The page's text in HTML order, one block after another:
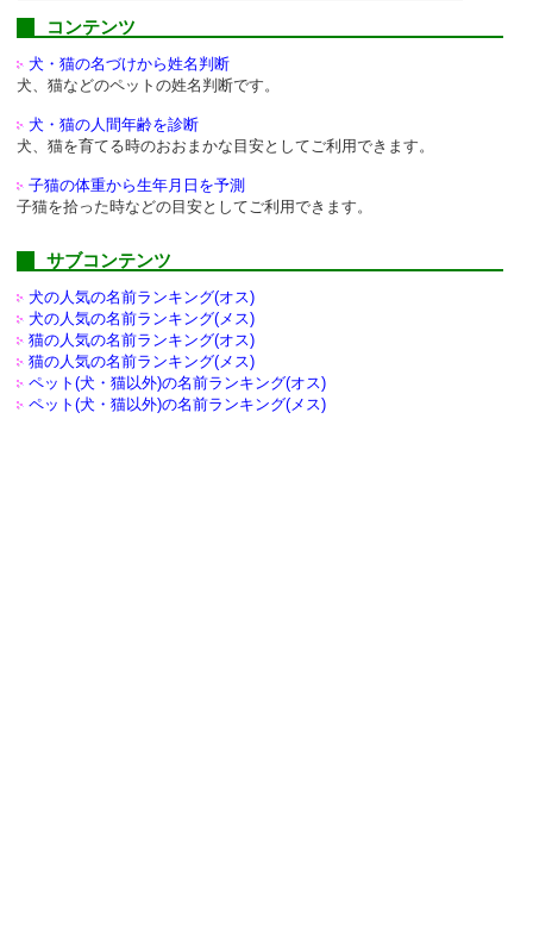
コンテンツ
犬・猫の名づけから姓名判断
犬、猫などのペットの姓名判断です。
犬・猫の人間年齢を診断
犬、猫を育てる時のおおまかな目安としてご利用できます。
子猫の体重から生年月日を予測
子猫を拾った時などの目安としてご利用できます。
サブコンテンツ
犬の人気の名前ランキング(オス)
犬の人気の名前ランキング(メス)
猫の人気の名前ランキング(オス)
猫の人気の名前ランキング(メス)
ペット(犬・猫以外)の名前ランキング(オス)
ペット(犬・猫以外)の名前ランキング(メス)